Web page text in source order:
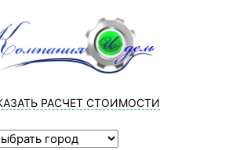
РАСЧЕТ СТОИМОСТИ